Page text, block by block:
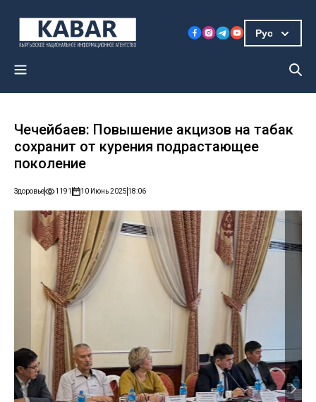
Рус
Чечейбаев: Повышение акцизов на табак
сохранит от курения подрастающее
поколение
Здоровье 1191 10 Июнь 2025 18:06